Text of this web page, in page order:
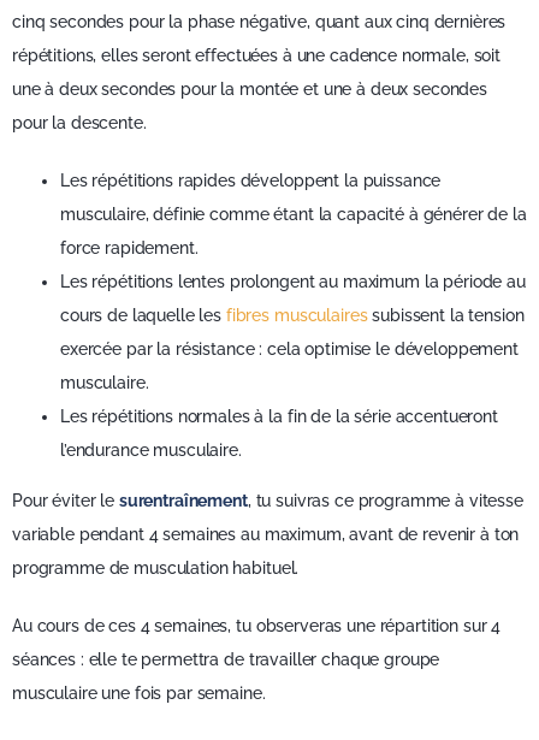
cinq secondes pour la phase négative, quant aux cinq dernières
répétitions, elles seront effectuées à une cadence normale, soit
une à deux secondes pour la montée et une à deux secondes
pour la descente.
Les répétitions rapides développent la puissance
musculaire, définie comme étant la capacité à générer de la
force rapidement.
Les répétitions lentes prolongent au maximum la période au
cours de laquelle les fibres musculairessubissent la tension
exercée par la résistance : cela optimise le développement
musculaire.
Les répétitions normales à la fin de la série accentueront
l’endurance musculaire.
Pour éviter le surentraînement, tu suivras ce programme à vitesse
variable pendant 4 semaines au maximum, avant de revenir à ton
programme de musculation habituel.
Au cours de ces 4 semaines, tu observeras une répartition sur 4
séances : elle te permettra de travailler chaque groupe
musculaire une fois par semaine.